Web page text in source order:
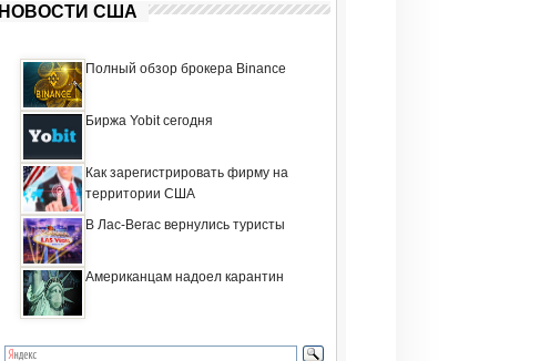
НОВОСТИ США
Полный обзор брокера Binance
Биржа Yobit сегодня
Как зарегистрировать фирму на
территории США
В Лас-Вегас вернулись туристы
Американцам надоел карантин